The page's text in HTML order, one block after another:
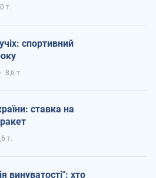
т.
спортивний
8,6 т.
ставка на
т.
винуватості": хто